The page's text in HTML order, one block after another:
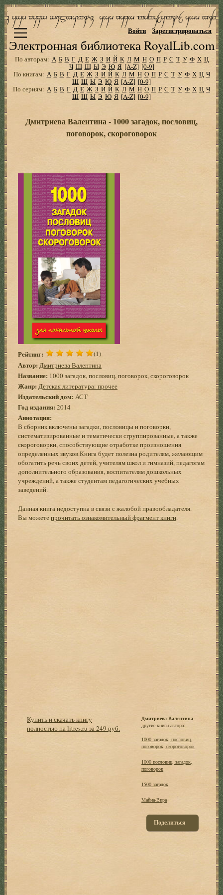
Электронная библиотека RoyalLib.com
Войти Зарегистрироваться
По авторам: А Б В Г Д Е Ж З И Й К Л М Н О П Р С Т У Ф Х Ц
Ч Ш Щ Ы Э Ю Я [A-Z] [0-9]
По книгам: А Б В Г Д Е Ж З И Й К Л М Н О П Р С Т У Ф Х Ц Ч
Ш Щ Ы Э Ю Я [A-Z] [0-9]
По сериям: А Б В Г Д Е Ж З И Й К Л М Н О П Р С Т У Ф Х Ц Ч
Ш Щ Ы Э Ю Я [A-Z] [0-9]
Дмитриева Валентина - 1000 загадок, пословиц,
поговорок, скороговорок
Рейтинг: (1)
Автор: Дмитриева Валентина
Название: 1000 загадок, пословиц, поговорок, скороговорок
Жанр: Детская литература: прочее
Издательский дом: АСТ
Год издания: 2014
Аннотация:
В сборник включены загадки, пословицы и поговорки,
систематизированные и тематически сгруппированные, а также
скороговорки, способствующие отработке произношения
определенных звуков.Книга будет полезна родителям, желающим
обогатить речь своих детей, учителям школ и гимназий, педагогам
дополнительного образования, воспитателям дошкольных
учреждений, а также студентам педагогических учебных
заведений.
Данная книга недоступна в связи с жалобой правообладателя.
Вы можетепрочитать ознакомительный фрагмент книги.
Купить и скачать книгу
полностью на litres.ru за 249 руб.
Дмитриева Валентина
другие книги автора:
1000 загадок, пословиц,
поговорок, скороговорок
1000 пословиц, загадок,
поговорок
1500 загадок
Майна-Вира
Поделиться